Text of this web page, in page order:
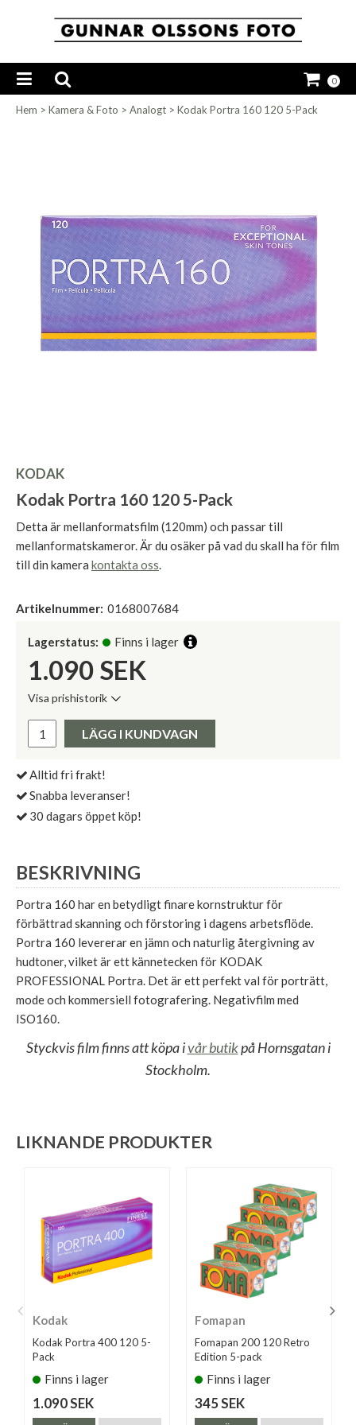
0
Hem > Kamera & Foto > Analogt > Kodak Portra 160 120 5-Pack
KODAK
Kodak Portra 160 120 5-Pack
Detta är mellanformatsfilm (120mm) och passar till
mellanformatskameror. Är du osäker på vad du skall ha för film
till din kamera kontakta oss.
Artikelnummer: 0168007684
Lagerstatus: Finns i lager
1.090 SEK
Visa prishistorik
Pris:
LÄGG I KUNDVAGN
Alltid fri frakt!
Snabba leveranser!
30 dagars öppet köp!
BESKRIVNING
Portra 160 har en betydligt finare kornstruktur för
förbättrad skanning och förstoring i dagens arbetsflöde.
Portra 160 levererar en jämn och naturlig återgivning av
hudtoner, vilket är ett kännetecken för KODAK
PROFESSIONAL Portra. Det är ett perfekt val för porträtt,
mode och kommersiell fotografering. Negativfilm med
ISO160.
Styckvis film finns att köpa ivår butikpå Hornsgatan i
Stockholm.
LIKNANDE PRODUKTER
Kodak
Kodak Portra 400 120 5-
Pack
Finns i lager
1.090 SEK
Fomapan
Fomapan 200 120 Retro
Edition 5-pack
Finns i lager
345 SEK